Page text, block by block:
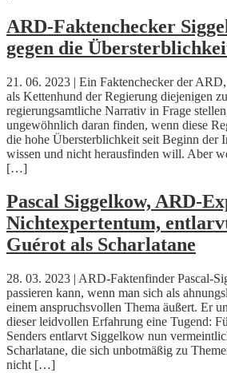
ARD-Faktenchecker
gegen die
21. 06. 2023 | Ein Faktenchecker der
als Kettenhund der Regierung diejenigen
regierungsamtliche Narrativ in Frage
ungewöhnlich daran finden, wenn diese
die hohe Übersterblichkeit seit Beginn der
wissen und nicht herausfinden will. Aber
[…]
Pascal Siggelkow, ARD-
Nichtexpertentum,
Guérot als Scharlatane
28. 03. 2023 | ARD-Faktenfinder Pascal-
passieren kann, wenn man sich als
einem anspruchsvollen Thema äußert. Er
dieser leidvollen Erfahrung eine Tugend:
Senders entlarvt Siggelkow nun
Scharlatane, die sich unbotmäßig zu
nicht […]